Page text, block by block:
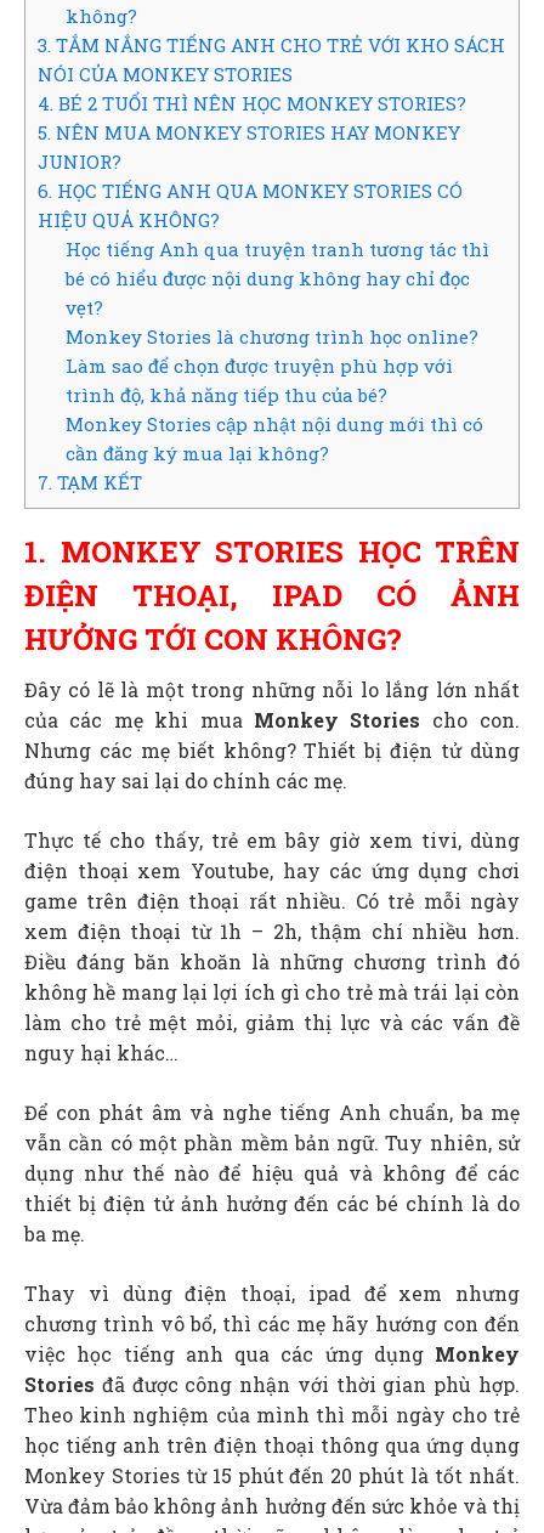
không?
3. TẮM NẮNG TIẾNG ANH CHO TRẺ VỚI KHO SÁCH
NÓI CỦA MONKEY STORIES
4. BÉ 2 TUỔI THÌ NÊN HỌC MONKEY STORIES?
5. NÊN MUA MONKEY STORIES HAY MONKEY
JUNIOR?
6. HỌC TIẾNG ANH QUA MONKEY STORIES CÓ
HIỆU QUẢ KHÔNG?
Học tiếng Anh qua truyện tranh tương tác thì
bé có hiểu được nội dung không hay chỉ đọc
vẹt?
Monkey Stories là chương trình học online?
Làm sao để chọn được truyện phù hợp với
trình độ, khả năng tiếp thu của bé?
Monkey Stories cập nhật nội dung mới thì có
cần đăng ký mua lại không?
7. TẠM KẾT
1. MONKEY STORIES HỌC TRÊN
ĐIỆN THOẠI, IPAD CÓ ẢNH
HƯỞNG TỚI CON KHÔNG?
Đây có lẽ là một trong những nỗi lo lắng lớn nhất
của các mẹ khi mua Monkey Stories cho con.
Nhưng các mẹ biết không? Thiết bị điện tử dùng
đúng hay sai lại do chính các mẹ.
Thực tế cho thấy, trẻ em bây giờ xem tivi, dùng
điện thoại xem Youtube, hay các ứng dụng chơi
game trên điện thoại rất nhiều. Có trẻ mỗi ngày
xem điện thoại từ 1h – 2h, thậm chí nhiều hơn.
Điều đáng băn khoăn là những chương trình đó
không hề mang lại lợi ích gì cho trẻ mà trái lại còn
làm cho trẻ mệt mỏi, giảm thị lực và các vấn đề
nguy hại khác…
Để con phát âm và nghe tiếng Anh chuẩn, ba mẹ
vẫn cần có một phần mềm bản ngữ. Tuy nhiên, sử
dụng như thế nào để hiệu quả và không để các
thiết bị điện tử ảnh hưởng đến các bé chính là do
ba mẹ.
Thay vì dùng điện thoại, ipad để xem nhưng
chương trình vô bổ, thì các mẹ hãy hướng con đến
việc học tiếng anh qua các ứng dụng Monkey
Stories đã được công nhận với thời gian phù hợp.
Theo kinh nghiệm của mình thì mỗi ngày cho trẻ
học tiếng anh trên điện thoại thông qua ứng dụng
Monkey Stories từ 15 phút đến 20 phút là tốt nhất.
Vừa đảm bảo không ảnh hưởng đến sức khỏe và thị